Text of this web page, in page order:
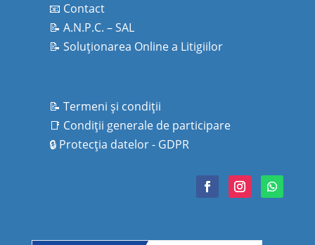
📧 Contact
📝 A.N.P.C. – SAL
📝 Soluționarea Online a Litigiilor
📝 Termeni şi condiţii
📑 Condiţii generale de participare
🔒 Protecţia datelor - GDPR